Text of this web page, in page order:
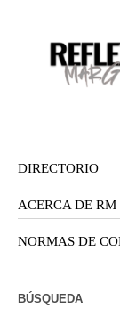
DIRECTORIO
ACERCA DE RM
NORMAS DE
BÚSQUEDA